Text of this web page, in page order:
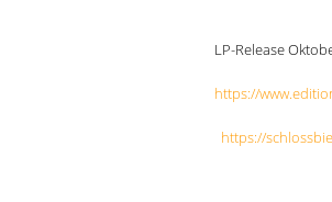
LP-Release
https://
https://